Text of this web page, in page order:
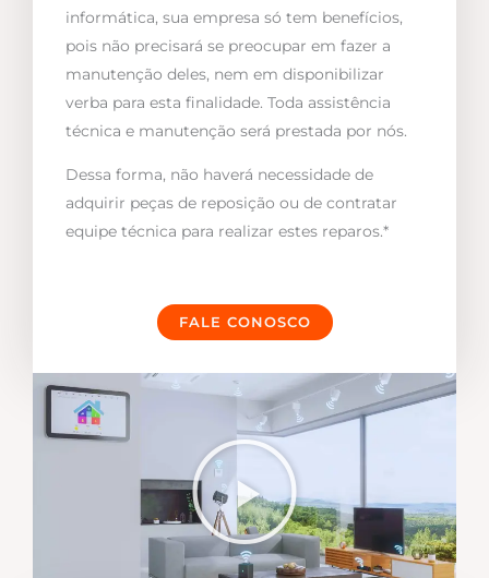
informática, sua empresa só tem benefícios,
pois não precisará se preocupar em fazer a
manutenção deles, nem em disponibilizar
verba para esta finalidade. Toda assistência
técnica e manutenção será prestada por nós.
Dessa forma, não haverá necessidade de
adquirir peças de reposição ou de contratar
equipe técnica para realizar estes reparos.*
FALE CONOSCO